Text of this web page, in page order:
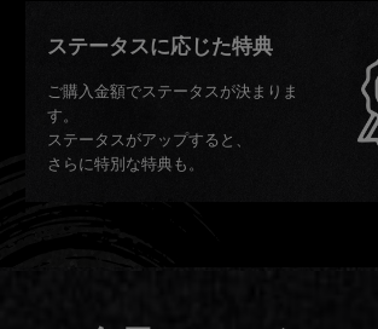
ステータスに応じた特典
ご購入金額でステータスが決まりま
す。
ステータスがアップすると、
さらに特別な特典も。